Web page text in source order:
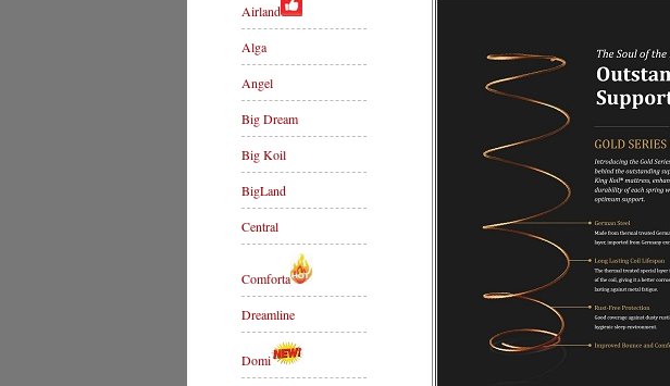
Airland
Alga
Angel
Big Dream
Big Koil
BigLand
Central
Comforta
Dreamline
Domi